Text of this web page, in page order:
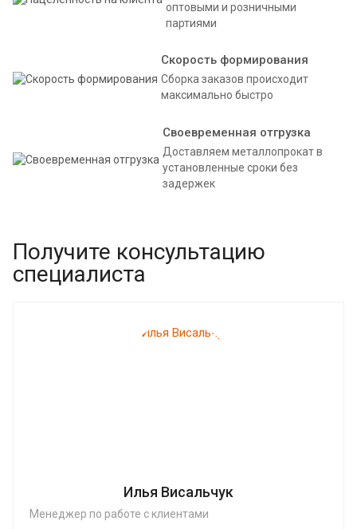
оптовыми и розничными
партиями
Скорость формирования
Сборка заказов происходит
максимально быстро
Своевременная отгрузка
Доставляем металлопрокат в
установленные сроки без
задержек
Получите консультацию
специалиста
Илья Висальчук
Менеджер по работе с клиентами